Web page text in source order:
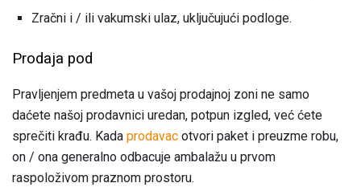
Zračni i / ili vakumski ulaz, uključujući podloge.
Prodaja pod
Pravljenjem predmeta u vašoj prodajnoj zoni ne samo
daćete našoj prodavnici uredan, potpun izgled, već ćete
sprečiti krađu. Kada prodavac otvori paket i preuzme robu,
on / ona generalno odbacuje ambalažu u prvom
raspoloživom praznom prostoru.